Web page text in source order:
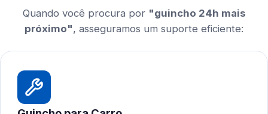
Quando você procura por "guincho 24h mais
próximo", asseguramos um suporte eficiente: